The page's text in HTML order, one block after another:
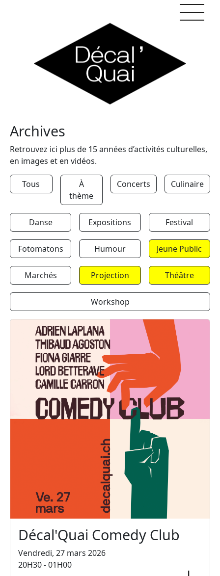
Archives
Retrouvez ici plus de 15 années d’activités culturelles,
en images et en vidéos.
Tous
À
thème
Concerts Culinaire
Danse Expositions Festival
Fotomatons Humour Jeune Public
Marchés Projection Théâtre
Workshop
Décal'Quai Comedy Club
Vendredi, 27 mars 2026
20H30 - 01H00